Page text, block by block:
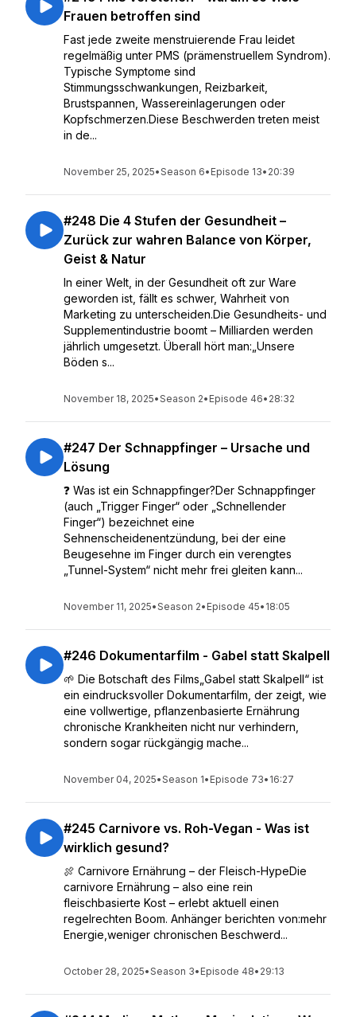
Frauen betroffen sind
Fast jede zweite menstruierende Frau leidet
regelmäßig unter PMS (prämenstruellem Syndrom).
Typische Symptome sind
Stimmungsschwankungen, Reizbarkeit,
Brustspannen, Wassereinlagerungen oder
Kopfschmerzen.Diese Beschwerden treten meist
in de...
November 25, 2025•Season 6• Episode 13• 20:39
#248 Die 4 Stufen der Gesundheit –
Zurück zur wahren Balance von Körper,
Geist & Natur
In einer Welt, in der Gesundheit oft zur Ware
geworden ist, fällt es schwer, Wahrheit von
Marketing zu unterscheiden.Die Gesundheits- und
Supplementindustrie boomt – Milliarden werden
jährlich umgesetzt. Überall hört man:„Unsere
Böden s...
November 18, 2025•Season 2• Episode 46• 28:32
#247 Der Schnappfinger – Ursache und
Lösung
❓ Was ist ein Schnappfinger?Der Schnappfinger
(auch „Trigger Finger“ oder „Schnellender
Finger“) bezeichnet eine
Sehnenscheidenentzündung, bei der eine
Beugesehne im Finger durch ein verengtes
„Tunnel-System“ nicht mehr frei gleiten kann...
November 11, 2025•Season 2• Episode 45• 18:05
#246 Dokumentarfilm - Gabel statt Skalpell
🌱 Die Botschaft des Films„Gabel statt Skalpell“ ist
ein eindrucksvoller Dokumentarfilm, der zeigt, wie
eine vollwertige, pflanzenbasierte Ernährung
chronische Krankheiten nicht nur verhindern,
sondern sogar rückgängig mache...
November 04, 2025•Season 1• Episode 73• 16:27
#245 Carnivore vs. Roh-Vegan - Was ist
wirklich gesund?
🍖 Carnivore Ernährung – der Fleisch-HypeDie
carnivore Ernährung – also eine rein
fleischbasierte Kost – erlebt aktuell einen
regelrechten Boom. Anhänger berichten von:mehr
Energie,weniger chronischen Beschwerd...
October 28, 2025•Season 3• Episode 48• 29:13